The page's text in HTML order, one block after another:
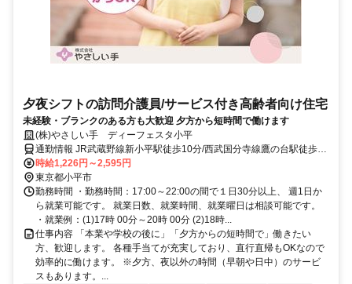
夕夜シフトの訪問介護員/サービス付き高齢者向け住宅
未経験・ブランクのある方も大歓迎 夕方から短時間で働けます
(株)やさしい手 ディーフェスタ小平
通勤情報 JR武蔵野線新小平駅徒歩10分/西武国分寺線鷹の台駅徒歩10
分
時給1,226円～2,595円
東京都小平市
勤務時間 ・勤務時間：17:00～22:00の間で１日30分以上、 週1日か
ら就業可能です。 就業日数、就業時間、就業曜日は相談可能です。
・就業例：(1)17時 00分～20時 00分 (2)18時...
仕事内容 「本業や学校の後に」「夕方からの短時間で」働きたい
方、歓迎します。 各種手当てが充実しており、直行直帰もOKなので
効率的に働けます。 ※夕方、夜以外の時間（早朝や日中）のサービ
スもあります。...